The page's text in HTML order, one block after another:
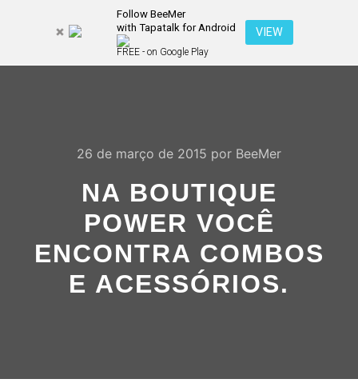
Follow BeeMer
with Tapatalk for Android
FREE - on Google Play
VIEW
26 de março de 2015 por BeeMer
NA BOUTIQUE
POWER VOCÊ
ENCONTRA COMBOS
E ACESSÓRIOS.